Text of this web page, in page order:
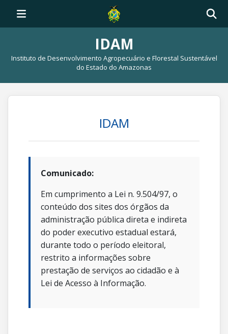
IDAM
Instituto de Desenvolvimento Agropecuário e Florestal Sustentável
do Estado do Amazonas
IDAM
Comunicado:
Em cumprimento a Lei n. 9.504/97, o
conteúdo dos sites dos órgãos da
administração pública direta e indireta
do poder executivo estadual estará,
durante todo o período eleitoral,
restrito a informações sobre
prestação de serviços ao cidadão e à
Lei de Acesso à Informação.